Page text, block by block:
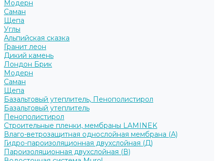
Модерн
Саман
Щепа
Углы
Альпийская сказка
Гранит леон
Дикий камень
Лондон Брик
Модерн
Саман
Щепа
Базальтовый утеплитель, Пенополистирол
Базальтовый утеплитель
Пенополистирол
Строительные пленки, мембраны LAMINEK
Влаго-ветрозащитная однослойная мембрана (А)
Гидро-пароизоляционная двухслойная (Д)
Пароизоляционная двухслойная (В)